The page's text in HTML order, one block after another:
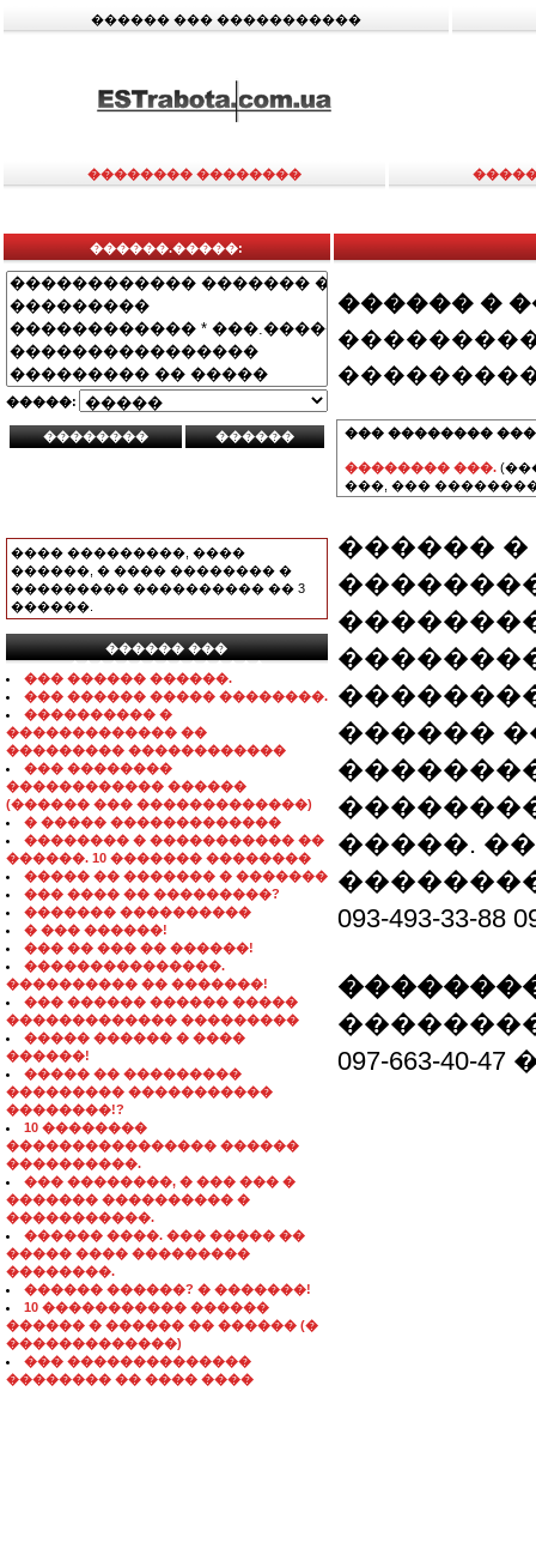
������ ��� �����������
�������� ��������
������.�����:
�����:
���� ���������, ����
������, � ���� �������� �
��������� ���������� �� 3
������.
������ ���
���������������
��� ������ ������.
��� ������ ����� ��������.
���������� �
������������� ��
��������� ������������
��� ��������
������������ ������
(������ ��� �������������)
� ����� �������������
�������� � ����������� ��
������. 10 ������� ��������
����� �� ������� � �������
��� ���� �� ���������?
������� ����������
� ��� ������!
��� �� ��� �� ������!
���������������.
���������� �� �������!
��� ������ ������ �����
������������� ���������
����� ������ � ����
������!
����� �� ���������
��������� �����������
��������!?
10 ��������
���������������� ������
����������.
��� ��������, � ��� ��� �
������� ���������� �
�����������.
������ ����. ��� ����� ��
����� ���� ���������
��������.
������ ������? � �������!
10 ����������� ������
������ � ������ �� ������ (�
�������������)
��� ��������������
�������� �� ���� ����
������ �
��� ��������
�������� ���.
���, ���
������
������
�����.
093-493-33-
097-663-